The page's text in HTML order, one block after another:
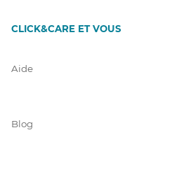
CLICK&CARE ET VOUS
Aide
Blog